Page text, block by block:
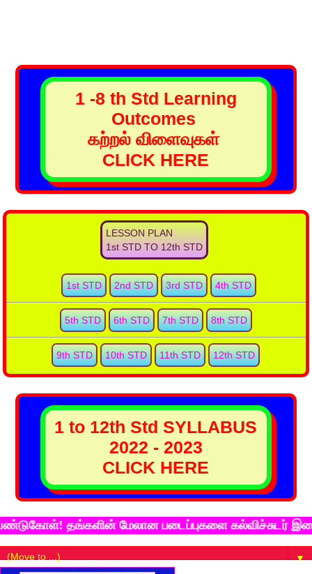
1 -8 th Std Learning
Outcomes
கற்றல் விளைவுகள்
CLICK HERE
LESSON PLAN
1st STD TO 12th STD
1st STD 2nd STD 3rd STD 4th STD
5th STD 6th STD 7th STD 8th STD
9th STD 10th STD 11th STD 12th STD
1 to 12th Std SYLLABUS
2022 - 2023
CLICK HERE
தங்களின் மேலான படைப்புகளை கல்விச்சுடர் இணைய
▼